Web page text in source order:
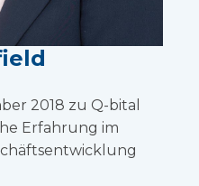
2018 zu Q-bital
Erfahrung im